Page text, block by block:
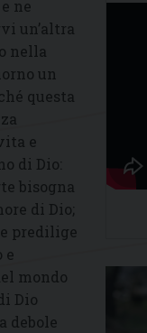
ne
un’altra
nella
un
questa
e
di Dio:
bisogna
di Dio;
predilige
e
mondo
Dio
debole